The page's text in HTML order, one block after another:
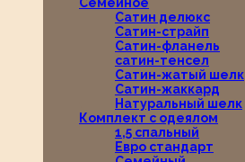
Сатин делюкс
Сатин-страйп
Сатин-фланель
сатин-тенсел
Сатин-жатый шелк
Сатин-жаккард
Натуральный шелк
Комплект с одеялом
1,5 спальный
Евро стандарт